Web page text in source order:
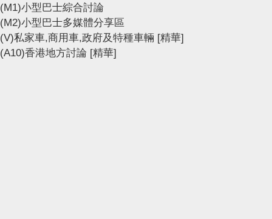
(M1)小型巴士綜合討論
(M2)小型巴士多媒體分享區
(V)私家車,商用車,政府及特種車輛 [精華]
(A10)香港地方討論 [精華]